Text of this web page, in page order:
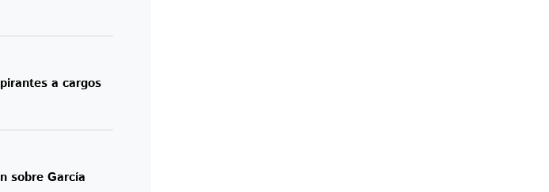
a cargos
sobre García